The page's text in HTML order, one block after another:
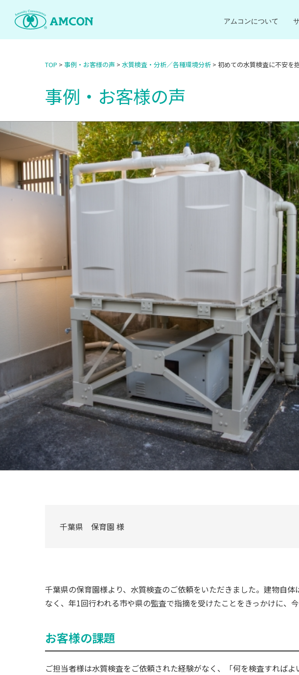
アムコンについて
TOP > 事例・お客様の声 > 水質検査・分析／各種環境分析 > 初めての水質検査に不安を
事例・お客様の声
千葉県 保育園 様
千葉県の保育園様より、水質検査のご依頼をいただきました。建物自
なく、年1回行われる市や県の監査で指摘を受けたことをきっかけに、
お客様の課題
ご担当者様は水質検査をご依頼された経験がなく、「何を検査すれば